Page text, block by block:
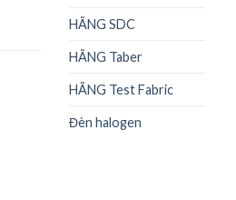
HÃNG SDC
HÃNG Taber
HÃNG Test Fabric
Đèn halogen